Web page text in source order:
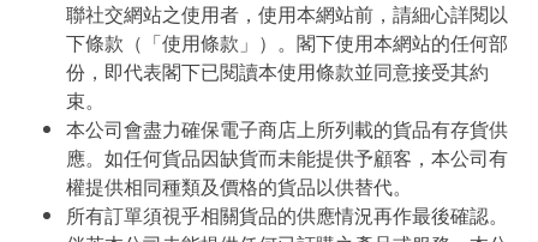
聯社交網站之使用者，使用本網站前，請細心詳閱以
下條款（「使用條款」）。閣下使用本網站的任何部
份，即代表閣下已閱讀本使用條款並同意接受其約
束。
本公司會盡力確保電子商店上所列載的貨品有存貨供
應。如任何貨品因缺貨而未能提供予顧客，本公司有
權提供相同種類及價格的貨品以供替代。
所有訂單須視乎相關貨品的供應情況再作最後確認。